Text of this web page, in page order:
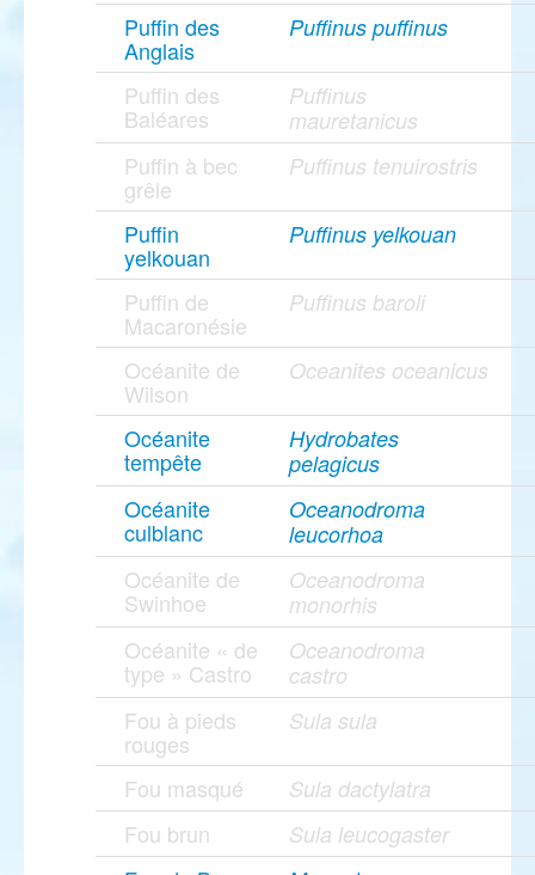
Puffin des
Anglais
Puffinus puffinus
Puffin des
Baléares
Puffinus
mauretanicus
Puffin à bec
grêle
Puffinus tenuirostris
Puffin
yelkouan
Puffinus yelkouan
Puffin de
Macaronésie
Puffinus baroli
Océanite de
Wilson
Oceanites oceanicus
Océanite
tempête
Hydrobates
pelagicus
Océanite
culblanc
Oceanodroma
leucorhoa
Océanite de
Swinhoe
Oceanodroma
monorhis
Océanite « de
type » Castro
Oceanodroma
castro
Fou à pieds
rouges
Sula sula
Fou masqué Sula dactylatra
Fou brun Sula leucogaster